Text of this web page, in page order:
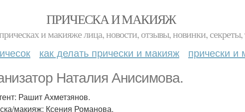
ПРИЧЕСКА И МАКИЯЖ
и макияже лица, новости, отзывы, новинки, секреты,
как делать прически и макияж прически
Наталия Анисимова.
Рашит Ахметзянов.
макияж: Ксения Романова.